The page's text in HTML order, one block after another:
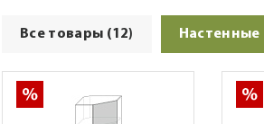
Все товары (12)